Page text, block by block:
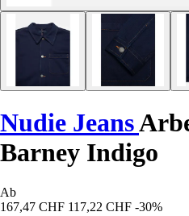
Nudie Jeans
Barney Indigo
Ab
167,47 CHF 117,22 CHF -30%